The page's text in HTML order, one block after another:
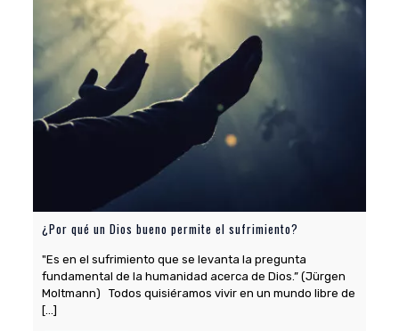
¿Por qué un Dios bueno permite el sufrimiento?
"Es en el sufrimiento que se levanta la pregunta
fundamental de la humanidad acerca de Dios.” (Jürgen
Moltmann) Todos quisiéramos vivir en un mundo libre de
[…]